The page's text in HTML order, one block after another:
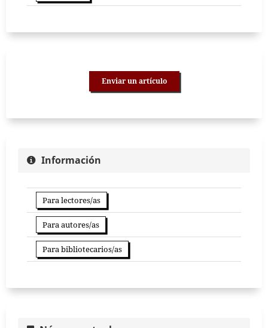
Enviar un artículo
Información
Para lectores/as
Para autores/as
Para bibliotecarios/as